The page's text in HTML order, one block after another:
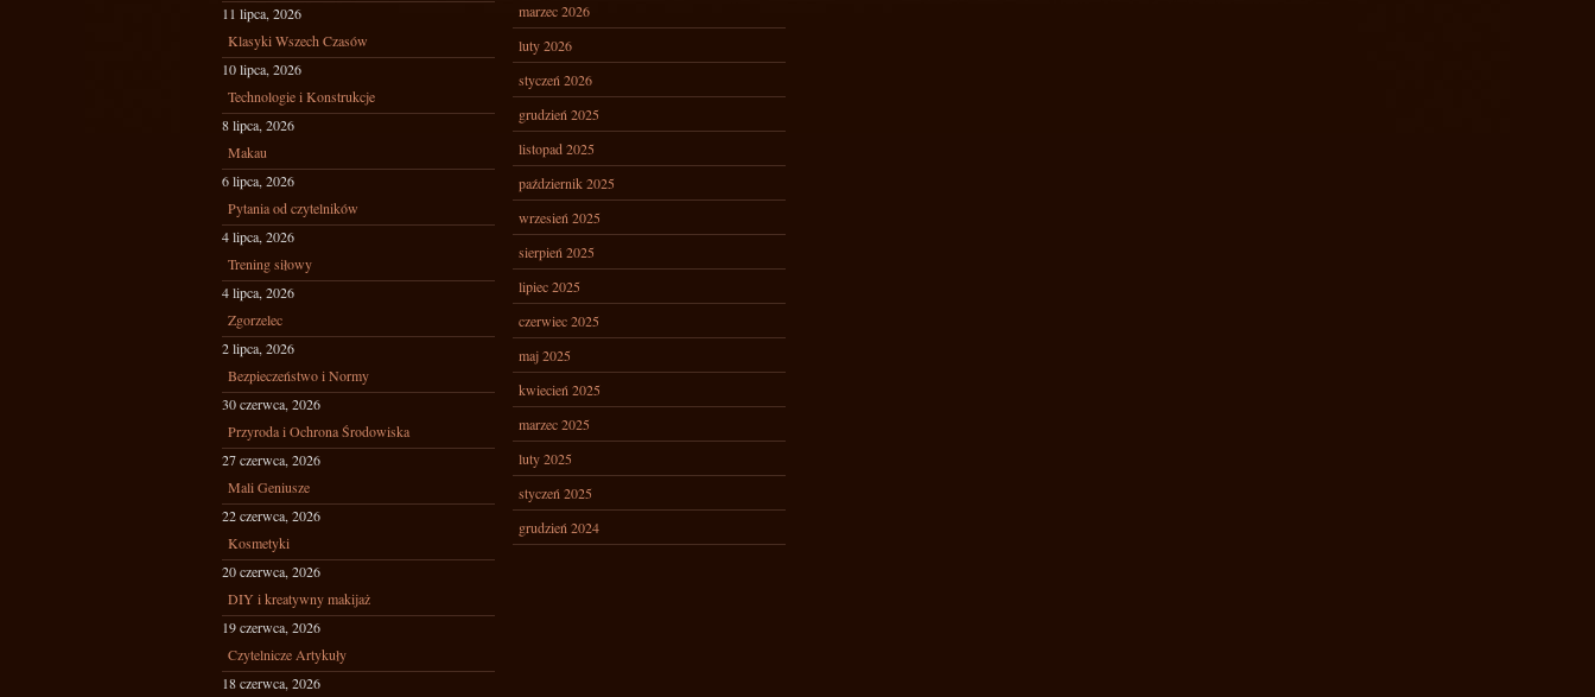
11 lipca, 2026
Klasyki Wszech Czasów
10 lipca, 2026
Technologie i Konstrukcje
8 lipca, 2026
Makau
6 lipca, 2026
Pytania od czytelników
4 lipca, 2026
Trening siłowy
4 lipca, 2026
Zgorzelec
2 lipca, 2026
Bezpieczeństwo i Normy
30 czerwca, 2026
Przyroda i Ochrona Środowiska
27 czerwca, 2026
Mali Geniusze
22 czerwca, 2026
Kosmetyki
20 czerwca, 2026
DIY i kreatywny makijaż
19 czerwca, 2026
Czytelnicze Artykuły
18 czerwca, 2026
marzec 2026
luty 2026
styczeń 2026
grudzień 2025
listopad 2025
październik 2025
wrzesień 2025
sierpień 2025
lipiec 2025
czerwiec 2025
maj 2025
kwiecień 2025
marzec 2025
luty 2025
styczeń 2025
grudzień 2024